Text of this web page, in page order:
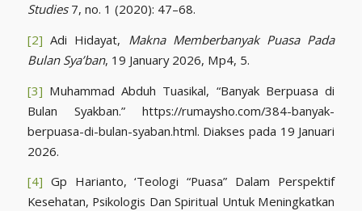
Studies7, no. 1 (2020): 47–68.
[2] Adi Hidayat, Makna Memberbanyak Puasa Pada
Bulan Sya’ban, 19 January 2026, Mp4, 5.
[3] Muhammad Abduh Tuasikal, “Banyak Berpuasa di
Bulan Syakban.” https://rumaysho.com/384-banyak-
berpuasa-di-bulan-syaban.html. Diakses pada 19 Januari
2026.
[4] Gp Harianto, ‘Teologi “Puasa” Dalam Perspektif
Kesehatan, Psikologis Dan Spiritual Untuk Meningkatkan